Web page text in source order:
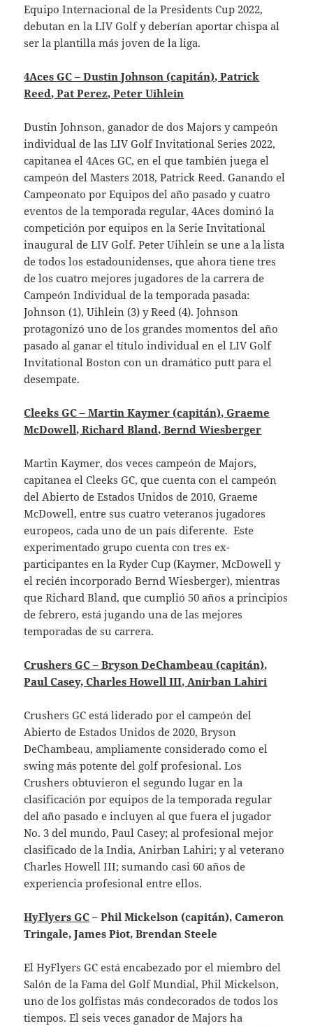
Equipo Internacional de la Presidents Cup 2022,
debutan en la LIV Golf y deberían aportar chispa al
ser la plantilla más joven de la liga.
4Aces GC – Dustin Johnson (capitán), Patrick
Reed, Pat Perez, Peter Uihlein
Dustin Johnson, ganador de dos Majors y campeón
individual de las LIV Golf Invitational Series 2022,
capitanea el 4Aces GC, en el que también juega el
campeón del Masters 2018, Patrick Reed. Ganando el
Campeonato por Equipos del año pasado y cuatro
eventos de la temporada regular, 4Aces dominó la
competición por equipos en la Serie Invitational
inaugural de LIV Golf. Peter Uihlein se une a la lista
de todos los estadounidenses, que ahora tiene tres
de los cuatro mejores jugadores de la carrera de
Campeón Individual de la temporada pasada:
Johnson (1), Uihlein (3) y Reed (4). Johnson
protagonizó uno de los grandes momentos del año
pasado al ganar el título individual en el LIV Golf
Invitational Boston con un dramático putt para el
desempate.
Cleeks GC – Martin Kaymer (capitán), Graeme
McDowell, Richard Bland, Bernd Wiesberger
Martin Kaymer, dos veces campeón de Majors,
capitanea el Cleeks GC, que cuenta con el campeón
del Abierto de Estados Unidos de 2010, Graeme
McDowell, entre sus cuatro veteranos jugadores
europeos, cada uno de un país diferente. Este
experimentado grupo cuenta con tres ex-
participantes en la Ryder Cup (Kaymer, McDowell y
el recién incorporado Bernd Wiesberger), mientras
que Richard Bland, que cumplió 50 años a principios
de febrero, está jugando una de las mejores
temporadas de su carrera.
Crushers GC – Bryson DeChambeau (capitán),
Paul Casey, Charles Howell III, Anirban Lahiri
Crushers GC está liderado por el campeón del
Abierto de Estados Unidos de 2020, Bryson
DeChambeau, ampliamente considerado como el
swing más potente del golf profesional. Los
Crushers obtuvieron el segundo lugar en la
clasificación por equipos de la temporada regular
del año pasado e incluyen al que fuera el jugador
No. 3 del mundo, Paul Casey; al profesional mejor
clasificado de la India, Anirban Lahiri; y al veterano
Charles Howell III; sumando casi 60 años de
experiencia profesional entre ellos.
HyFlyers GC – Phil Mickelson (capitán), Cameron
Tringale, James Piot, Brendan Steele
El HyFlyers GC está encabezado por el miembro del
Salón de la Fama del Golf Mundial, Phil Mickelson,
uno de los golfistas más condecorados de todos los
tiempos. El seis veces ganador de Majors ha